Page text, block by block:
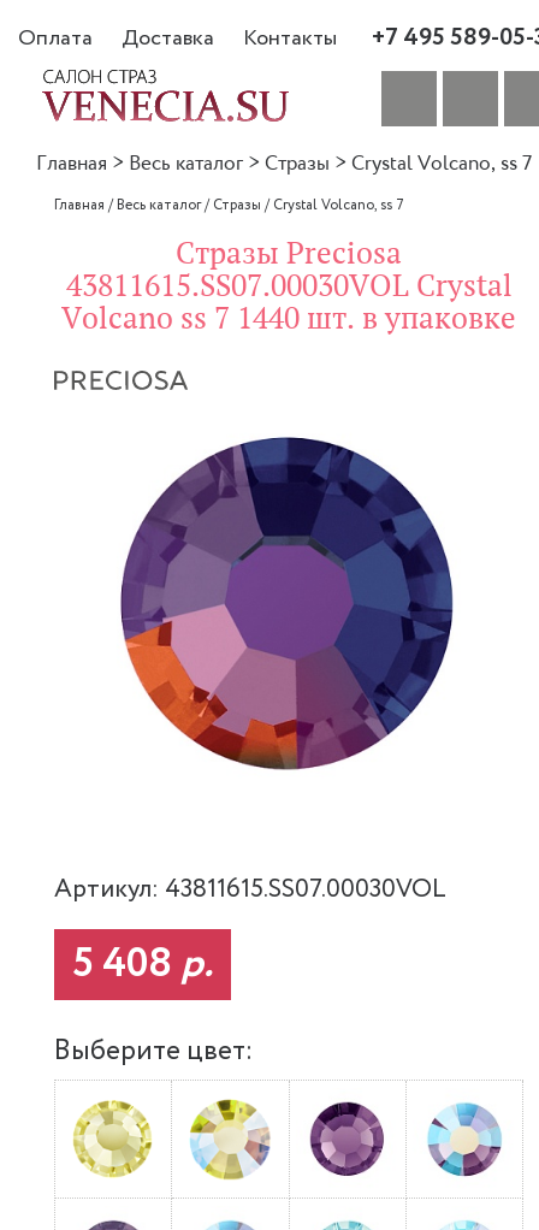
Оплата Доставка Контакты +7 495 589-
Главная > Весь каталог > Стразы > Crystal Volcano, ss 7
Главная /Весь каталог/Стразы /Crystal Volcano, ss 7
Стразы Preciosa
43811615.SS07.00030VOL Crystal
Volcano ss 7 1440 шт. в упаковке
Артикул: 43811615.SS07.00030VOL
5 408 р.
Выберите цвет: